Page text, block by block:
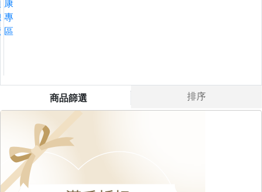
康
專
區
商品篩選 排序